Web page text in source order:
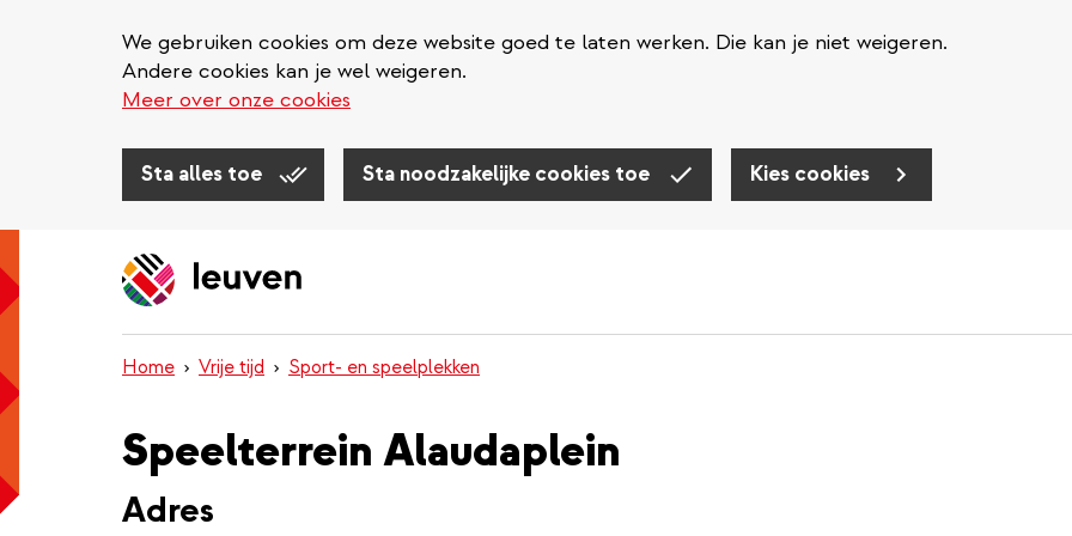
We gebruiken cookies om deze website goed te laten werken. Die kan je niet weigeren.
Andere cookies kan je wel weigeren.
Meer over onze cookies
Sta alles toe Sta noodzakelijke cookies toe Kies cookies
Home Vrije tijd Sport- en speelplekken
Speelterrein Alaudaplein
Adres